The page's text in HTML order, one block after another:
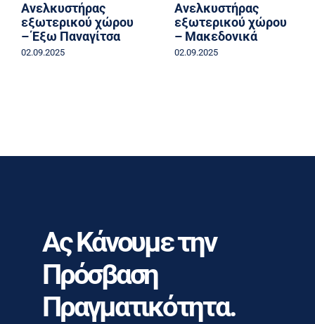
Ανελκυστήρας
εξωτερικού χώρου
– Έξω Παναγίτσα
02.09.2025
Ανελκυστήρας
εξωτερικού χώρου
– Μακεδονικά
02.09.2025
Ας Κάνουμε την
Πρόσβαση
Πραγματικότητα.